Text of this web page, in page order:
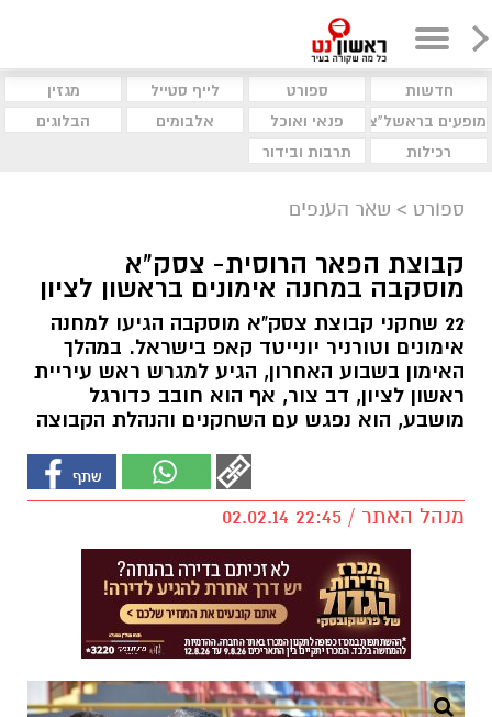
חדשות ספורט לייף סטייל
מגזין
מופעים בראשל"צ
פנאי ואוכל אלבומים
הבלוגים
רכילות
תרבות ובידור
ספורט > שאר הענפים
קבוצת הפאר הרוסית- צסק"א
מוסקבה במחנה אימונים בראשון לציון
22 שחקני קבוצת צסק"א מוסקבה הגיעו למחנה
אימונים וטורניר יונייטד קאפ בישראל. במהלך
האימון בשבוע האחרון, הגיע למגרש ראש עיריית
ראשון לציון, דב צור, אף הוא חובב כדורגל
מושבע, הוא נפגש עם השחקנים והנהלת הקבוצה
מנהל האתר / 22:45 02.02.14